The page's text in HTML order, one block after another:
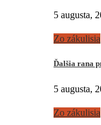
5 augusta,
Zo zákulisia
Ďalšia rana
5 augusta,
Zo zákulisia